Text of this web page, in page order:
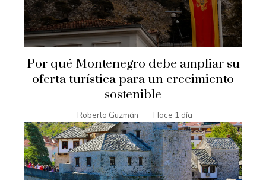
Por qué Montenegro debe ampliar su
oferta turística para un crecimiento
sostenible
Roberto Guzmán Hace 1 día